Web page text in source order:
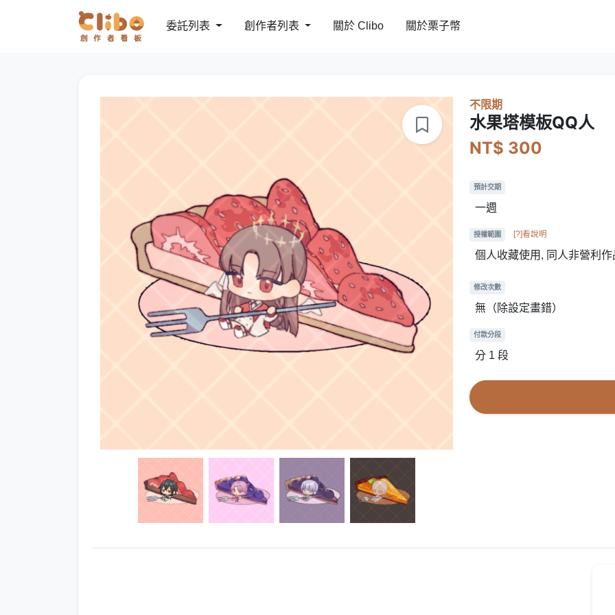
委託列表 創作者列表 關於 Clibo 關於栗子幣
不限期
水果塔模板QQ人
NT$ 300
預計交期
一週
授權範圍 [?]看說明
個人收藏使用, 同人非營利
修改次數
無（除設定畫錯）
付款分段
分 1 段